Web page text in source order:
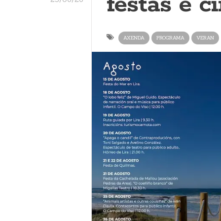
AXENDA PROGRAMA VERAN